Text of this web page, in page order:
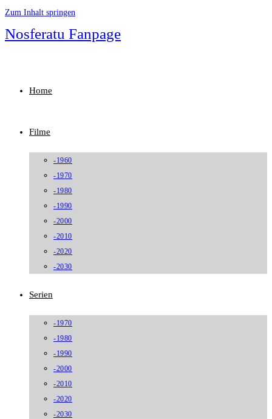
Zum Inhalt springen
Nosferatu Fanpage
Home
Filme
-1960
-1970
-1980
-1990
-2000
-2010
-2020
-2030
Serien
-1970
-1980
-1990
-2000
-2010
-2020
-2030